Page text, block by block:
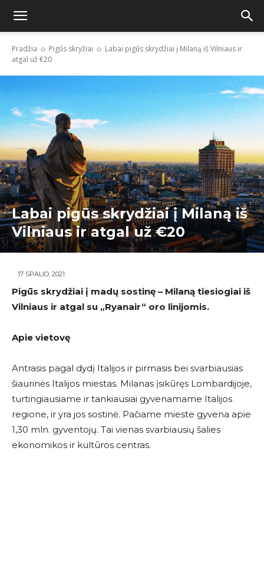
Pradžia Pigūs skryžiai
Labai pigūs skrydžiai į Milaną iš Vilniaus ir
atgal už €20
Labai pigūs skrydžiai į Milaną iš
Vilniaus ir atgal už €20
17 SPALIO, 2021
Pigūs skrydžiai į madų sostinę – Milaną tiesiogiai iš
Vilniaus ir atgal su „Ryanair“ oro linijomis.
Apie vietovę
Antrasis pagal dydį Italijos ir pirmasis bei svarbiausias
šiaurinės Italijos miestas. Milanas įsikūręs Lombardijoje,
turtingiausiame ir tankiausiai gyvenamame Italijos
regione, ir yra jos sostinė. Pačiame mieste gyvena apie
1,30 mln. gyventojų. Tai vienas svarbiausių šalies
ekonomikos ir kultūros centras.